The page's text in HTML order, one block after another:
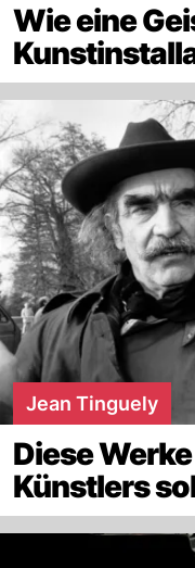
Wie eine
Jean Tinguely
Diese
Künstlers